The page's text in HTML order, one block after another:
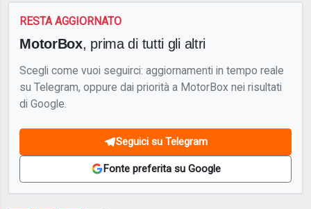
RESTA AGGIORNATO
MotorBox, prima di tutti gli altri
Scegli come vuoi seguirci: aggiornamenti in tempo reale
su Telegram, oppure dai priorità a MotorBox nei risultati
di Google.
Seguici su Telegram
Fonte preferita su Google